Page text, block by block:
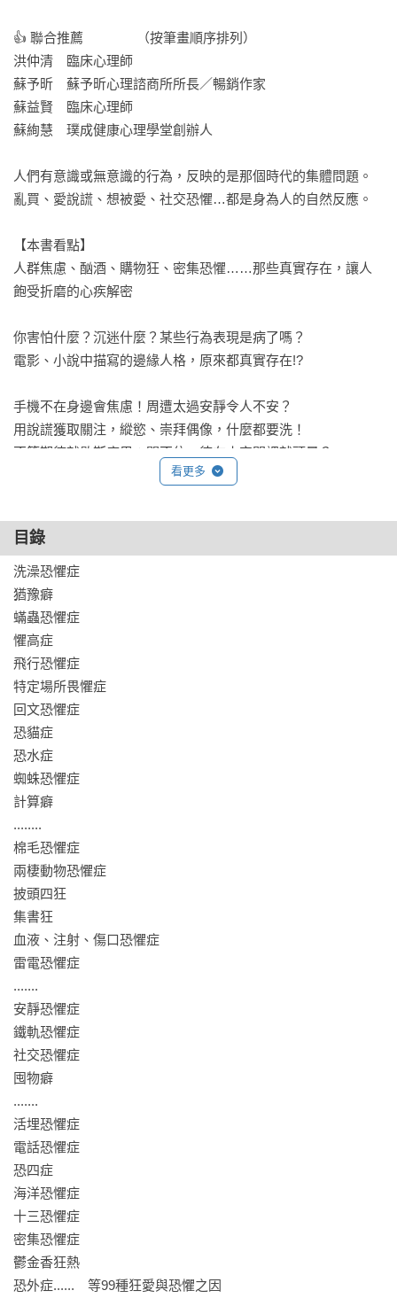
👍 聯合推薦　　　　（按筆畫順序排列）
洪仲清　臨床心理師
蘇予昕　蘇予昕心理諮商所所長／暢銷作家
蘇益賢　臨床心理師
蘇絢慧　璞成健康心理學堂創辦人
人們有意識或無意識的行為，反映的是那個時代的集體問題。
亂買、愛說謊、想被愛、社交恐懼…都是身為人的自然反應。
【本書看點】
人群焦慮、酗酒、購物狂、密集恐懼……那些真實存在，讓人
飽受折磨的心疾解密
你害怕什麼？沉迷什麼？某些行為表現是病了嗎？
電影、小說中描寫的邊緣人格，原來都真實存在!?
手機不在身邊會焦慮！周遭太過安靜令人不安？
用說謊獲取關注，縱慾、崇拜偶像，什麼都要洗！
不符期待就歇斯底里；關不住，待在小空間裡就頭暈？
東方人怕四，西方人不愛13；恐外症是疾病還是歧視？
當愛與恐懼走向極端，於是我們不再能夠掌控自己，
那些奮不顧身與無法停止的念頭，其實都有跡可尋。
本書揭露了99種史上有記錄，被診斷可能是演化而來，
也可能是在特定時代才有的社會心理問題和精神疾病，
以及各種強迫性的焦慮、抑鬱、衝動、亢奮等異常行為。
或許，正是這些瘋狂行徑讓我們的畏懼與想像得以具體，
讓我們得以假裝每件事情都很有道理，然後繼續活下去。
有病嗎？所謂的正常和不正常之間，是否有界線？
【歐美好評】
✔「本書提供許多少見的歷史資訊，網羅大量的失調症狀描述，
也揭露了不少感傷時刻。」──《華爾街日報》（Wall Street
Journal）
✔「資訊量十足，內容很讓人著迷，但又有幾分驚悚。」——
《今日心理學》（Psychology Today）
✔「十分吸引人……內容詳細、很有啟發，是本解說人類衝動性
強迫行為的趣味指南。」——《出版人周刊》（Publishers
✔「99則讀了就停不下來的故事，從大家所熟知，到讓人出乎
意料的各種恐懼，如怕蛋、怕毛、怕安靜，甚至是對每樣東西
都會感到害怕，全都有！還有，你知道歐普拉怕氣球爆破
嗎？」——《芝加哥論壇報》（Chicago Tribune）
作，這回列出99種恐懼與強迫行為，成就了一本特別讓人入迷
的書籍。」——《科克斯書評》（Kirkus）
看更多
目錄
洗澡恐懼症
猶豫癖
蟎蟲恐懼症
懼高症
飛行恐懼症
特定場所畏懼症
回文恐懼症
恐貓症
恐水症
蜘蛛恐懼症
計算癖
........
棉毛恐懼症
兩棲動物恐懼症
披頭四狂
集書狂
血液、注射、傷口恐懼症
雷電恐懼症
.......
安靜恐懼症
鐵軌恐懼症
社交恐懼症
囤物癖
.......
活埋恐懼症
電話恐懼症
恐四症
海洋恐懼症
十三恐懼症
密集恐懼症
鬱金香狂熱
恐外症......　等99種狂愛與恐懼之因